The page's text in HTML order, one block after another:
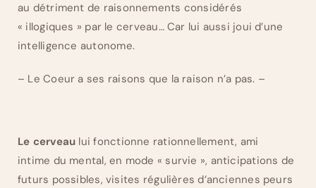
au détriment de raisonnements considérés
« illogiques » par le cerveau… Car lui aussi joui d’une
intelligence autonome.
– Le Coeur a ses raisons que la raison n’a pas. –
Le cerveau lui fonctionne rationnellement, ami
intime du mental, en mode « survie », anticipations de
futurs possibles, visites régulières d’anciennes peurs